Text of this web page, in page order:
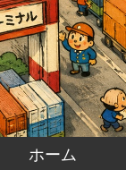
ホーム